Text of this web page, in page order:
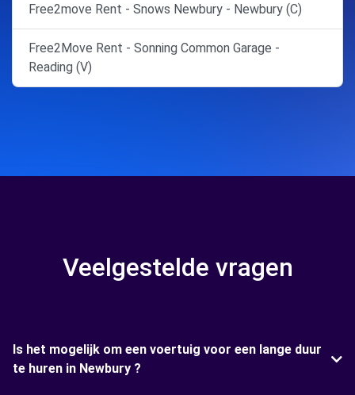
Free2move Rent - Snows Newbury - Newbury (C)
Free2Move Rent - Sonning Common Garage -
Reading (V)
Veelgestelde vragen
Is het mogelijk om een voertuig voor een lange duur
te huren in Newbury ?